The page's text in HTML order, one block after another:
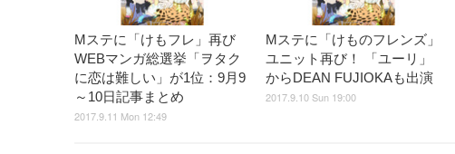
Mステに「けもフレ」再び
WEBマンガ総選挙「ヲタク
に恋は難しい」が1位：9月9
～10日記事まとめ
2017.9.11 Mon 12:49
Mステに「けものフレンズ」
ユニット再び！ 「ユーリ」
からDEAN FUJIOKAも出演
2017.9.10 Sun 19:00